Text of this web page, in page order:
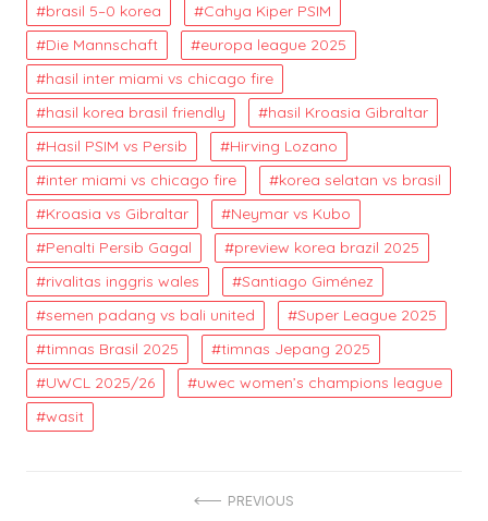
brasil 5–0 korea
Cahya Kiper PSIM
Die Mannschaft
europa league 2025
hasil inter miami vs chicago fire
hasil korea brasil friendly
hasil Kroasia Gibraltar
Hasil PSIM vs Persib
Hirving Lozano
inter miami vs chicago fire
korea selatan vs brasil
Kroasia vs Gibraltar
Neymar vs Kubo
Penalti Persib Gagal
preview korea brazil 2025
rivalitas inggris wales
Santiago Giménez
semen padang vs bali united
Super League 2025
timnas Brasil 2025
timnas Jepang 2025
UWCL 2025/26
uwec women’s champions league
wasit
PREVIOUS